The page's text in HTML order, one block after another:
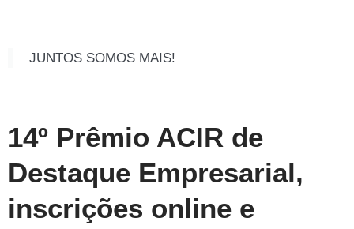
JUNTOS SOMOS MAIS!
14º Prêmio ACIR de
Destaque Empresarial,
inscrições online e